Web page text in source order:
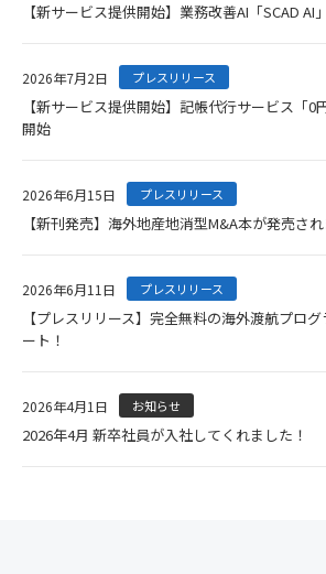
【新サービス提供開始】業務改善AI「SCAD AI
2026年7月2日 プレスリリース
【新サービス提供開始】記帳代行サービス「0
開始
2026年6月15日 プレスリリース
【新刊発売】海外地産地消型M&A本が発売され
2026年6月11日 プレスリリース
【プレスリリース】完全無料の海外渡航プロ
ート！
2026年4月1日 お知らせ
2026年4月 新卒社員が入社してくれました！